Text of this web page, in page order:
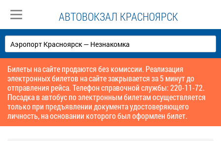
АВТОВОКЗАЛ КРАСНОЯРСК
Билеты на сайте продаются без комиссии. Реализация
электронных билетов на сайте закрывается за 5 минут до
отправления рейса. Телефон справочной службы: 220-11-72.
Посадка в автобус по электронным билетам осуществляется
только при предъявлении документа удостоверяющего
личность, на основании которого был оформлен билет.